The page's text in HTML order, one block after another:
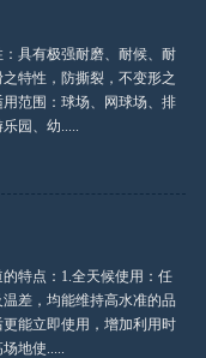
：具有极强耐磨、耐候、耐
特性，防撕裂，不变形之
用范围：球场、网球场、排
园、幼.....
特点：1.全天候使用：任
差，均能维持高水准的品
更能立即使用，增加利用时
地使.....